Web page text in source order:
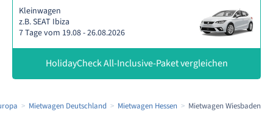
Kleinwagen
z.B. SEAT Ibiza
7 Tage vom 19.08 - 26.08.2026
HolidayCheck All-Inclusive-Paket vergleichen
Mietwagen Deutschland Mietwagen Hessen Mietwagen Wiesbaden